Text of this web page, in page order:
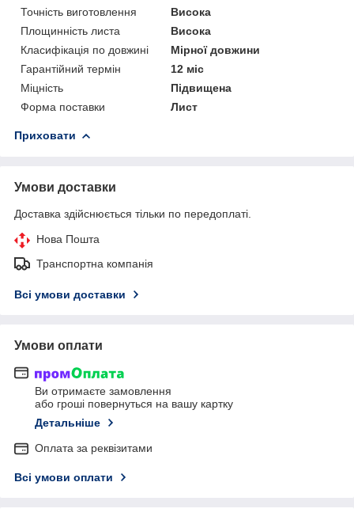
Точність виготовлення
Висока
Площинність листа
Висока
Класифікація по довжині
Мірної довжини
Гарантійний термін
12 міс
Міцність
Підвищена
Форма поставки
Лист
Приховати
Умови доставки
Доставка здійснюється тільки по передоплаті.
Нова Пошта
Транспортна компанія
Всі умови доставки
Умови оплати
Ви отримаєте замовлення
або гроші повернуться на вашу картку
Детальніше
Оплата за реквізитами
Всі умови оплати